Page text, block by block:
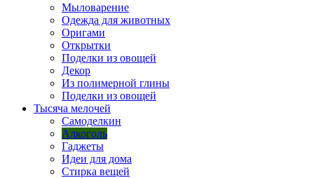
Мыловарение
Одежда для животных
Оригами
Открытки
Поделки из овощей
Декор
Из полимерной глины
Поделки из овощей
Тысяча мелочей
Самоделкин
Алкоголь
Гаджеты
Идеи для дома
Стирка вещей